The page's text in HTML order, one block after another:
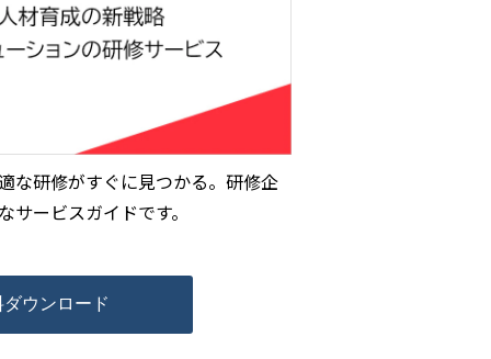
な研修がすぐに見つかる。研修企
ービスガイドです。
ダウンロード